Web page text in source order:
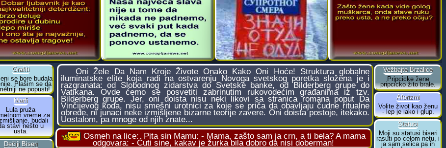
Oni Žele Da Nam Kroje Živote Onako Kako Oni Hoće! Struktura globalne
iluminatske elite koja radi na ostvarenju Novoga svetskog poretka složena je i
razgranata: od Slobodnog zidarstva do Svetske banke, od Bilderberg grupe do
Vatikana. Ovde ćemo se posvetiti zabrinutim rukovodećim građanima iz tzv.
Bilderberg grupe. Jer, oni doista nisu neki likovi sa stranica romana poput Da
Vinčijevog koda, nisu smešni urotnici za koje se priča da obavljaju čudne ritualne
obrede, ni junaci neke izmišljene bizarne teorije zavere. Oni doista postoje, itekako.
Uostalom, pa mnoge od njih znate...
Osmeh na lice: Pita sin Mamu: - Mama, zašto sam ja crn, a ti bela? A mama
odgovara: - Ćuti sine, kakav je žurka bila dobro da nisi doberman!